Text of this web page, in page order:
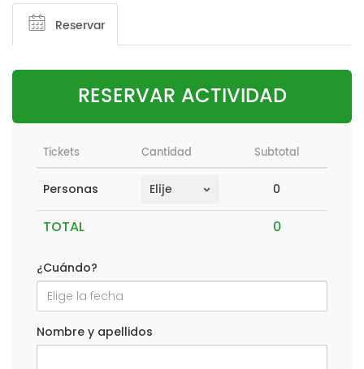
Reservar
RESERVAR ACTIVIDAD
Tickets Cantidad Subtotal
TOTAL
Personas 0
¿Cuándo?
Nombre y apellidos